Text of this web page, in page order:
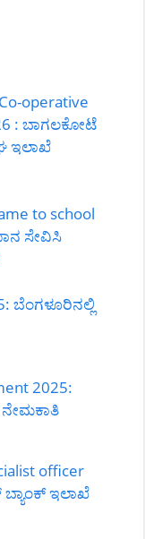
operative
: ಬಾಗಲಕೋಟೆ
ಇಲಾಖೆ
to school
ಸೇವಿಸಿ
ಬೆಂಗಳೂರಿನಲ್ಲಿ
2025:
officer
ಇಲಾಖೆ